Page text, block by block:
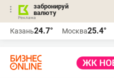
забронируй
валюту
Казань24.7° Москва25.4°